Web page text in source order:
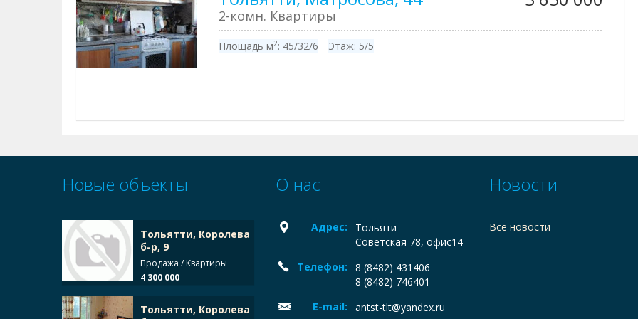
2-комн. Квартиры
Площадь м2: 45/32/6 Этаж: 5/5
Новые объекты
Тольятти, Королева
б-р, 9
Продажа / Квартиры
4 300 000
Тольятти, Королева
О нас
Адрес:
Тольяти
Советская 78, офис14
Телефон:
8 (8482) 431406
8 (8482) 746401
E-mail:
antst-tlt@yandex.ru
Новости
Все новости